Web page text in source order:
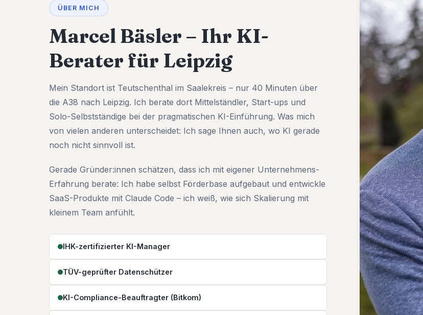
ÜBER MICH
Marcel Bäsler – Ihr KI-
Berater für Leipzig
Mein Standort ist Teutschenthal im Saalekreis – nur 40 Minuten über
die A38 nach Leipzig. Ich berate dort Mittelständler, Start-ups und
Solo-Selbstständige bei der pragmatischen KI-Einführung. Was mich
von vielen anderen unterscheidet: Ich sage Ihnen auch, wo KI gerade
noch nicht sinnvoll ist.
Gerade Gründer:innen schätzen, dass ich mit eigener Unternehmens-
Erfahrung berate: Ich habe selbst Förderbase aufgebaut und entwickle
SaaS-Produkte mit Claude Code – ich weiß, wie sich Skalierung mit
kleinem Team anfühlt.
IHK-zertifizierter KI-Manager
TÜV-geprüfter Datenschützer
KI-Compliance-Beauftragter (Bitkom)